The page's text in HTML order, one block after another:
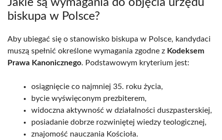
Jakie są wymagania do objęcia urzędu
biskupa w Polsce?
Aby ubiegać się o stanowisko biskupa w Polsce, kandydaci
muszą spełnić określone wymagania zgodne z Kodeksem
Prawa Kanonicznego. Podstawowym kryterium jest:
osiągnięcie co najmniej 35. roku życia,
bycie wyświęconym prezbiterem,
widoczna aktywność w działalności duszpasterskiej,
posiadanie dobrze rozwiniętej wiedzy teologicznej,
znajomość nauczania Kościoła.